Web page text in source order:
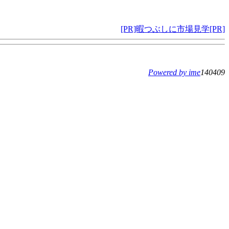
[PR]暇つぶしに市場見学[PR]
Powered by ime140409